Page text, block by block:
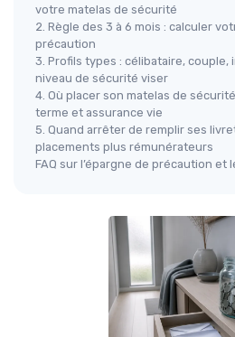
votre matelas de sécurité
2. Règle des 3 à 6 mois : calculer
précaution
3. Profils types : célibataire, couple,
niveau de sécurité viser
4. Où placer son matelas de
terme et assurance vie
5. Quand arrêter de remplir ses
placements plus rémunérateurs
FAQ sur l’épargne de précaution et